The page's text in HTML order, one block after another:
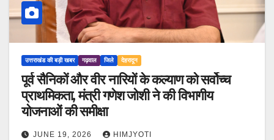
उत्तराखंड की बड़ी खबर गढ़वाल जिले देहरादून
पूर्व सैनिकों और वीर नारियों के कल्याण को सर्वोच्च
प्राथमिकता, मंत्री गणेश जोशी ने की विभागीय
योजनाओं की समीक्षा
JUNE 19, 2026 HIMJYOTI